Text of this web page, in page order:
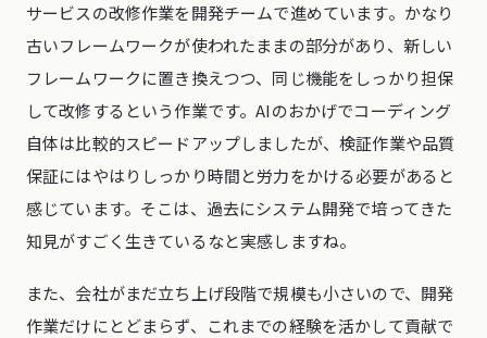
サービスの改修作業を開発チームで進めています。かなり
古いフレームワークが使われたままの部分があり、新しい
フレームワークに置き換えつつ、同じ機能をしっかり担保
して改修するという作業です。AIのおかげでコーディング
自体は比較的スピードアップしましたが、検証作業や品質
保証にはやはりしっかり時間と労力をかける必要があると
感じています。そこは、過去にシステム開発で培ってきた
知見がすごく生きているなと実感しますね。
また、会社がまだ立ち上げ段階で規模も小さいので、開発
作業だけにとどまらず、これまでの経験を活かして貢献で